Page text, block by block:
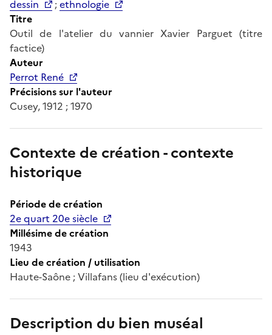
dessin
;ethnologie
Titre
Outil de l'atelier du vannier Xavier Parguet (titre
factice)
Auteur
Perrot René
Précisions sur l'auteur
Cusey, 1912 ; 1970
Contexte de création - contexte
historique
Période de création
2e quart 20e siècle
Millésime de création
1943
Lieu de création / utilisation
Haute-Saône ; Villafans (lieu d'exécution)
Description du bien muséal